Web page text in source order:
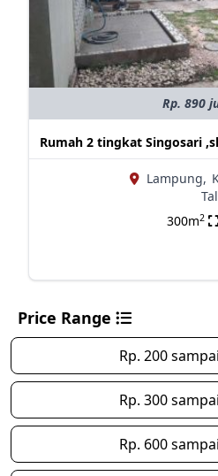
Rp. 890
Rumah 2 tingkat Singosari
Lampung,
300m2
Price Range
Rp. 200
Rp. 300
Rp. 600